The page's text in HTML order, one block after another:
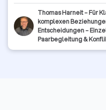
Thomas Harneit – Für
komplexen
Entscheidungen –
Paarbegleitung &